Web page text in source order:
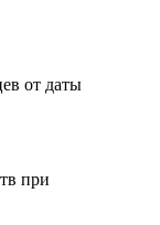
от даты
при